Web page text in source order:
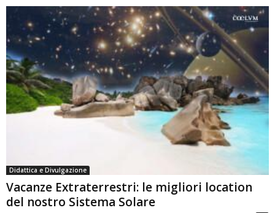
Didattica e Divulgazione
Vacanze Extraterrestri: le migliori location
del nostro Sistema Solare